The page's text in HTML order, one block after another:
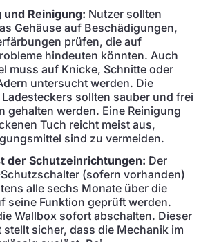
Reinigung: Nutzer sollten
Gehäuse auf Beschädigungen,
prüfen, die auf
hindeuten könnten. Auch
muss auf Knicke, Schnitte oder
untersucht werden. Die
sollten sauber und frei
gehalten werden. Eine Reinigung
Tuch reicht meist aus,
sind zu vermeiden.
der Schutzeinrichtungen: Der
(sofern vorhanden)
alle sechs Monate über die
seine Funktion geprüft werden.
Wallbox sofort abschalten. Dieser
stellt sicher, dass die Mechanik im